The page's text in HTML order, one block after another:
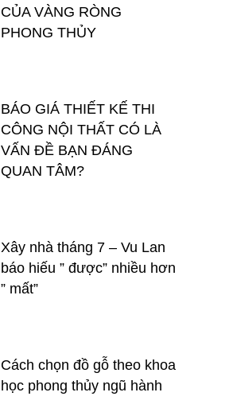
CỦA VÀNG RÒNG
PHONG THỦY
BÁO GIÁ THIẾT KẾ THI
CÔNG NỘI THẤT CÓ LÀ
VẤN ĐỀ BẠN ĐÁNG
QUAN TÂM?
Xây nhà tháng 7 – Vu Lan
báo hiếu ” được” nhiều hơn
” mất”
Cách chọn đồ gỗ theo khoa
học phong thủy ngũ hành